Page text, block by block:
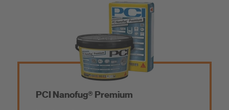
PCI Nanofug® Premium